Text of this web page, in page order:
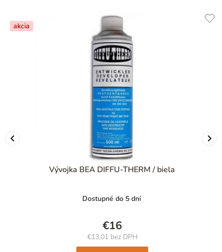
akcia
Vývojka BEA DIFFU-THERM / biela
Dostupné do 5 dní
€16
€13,01 bez DPH
Jednotková